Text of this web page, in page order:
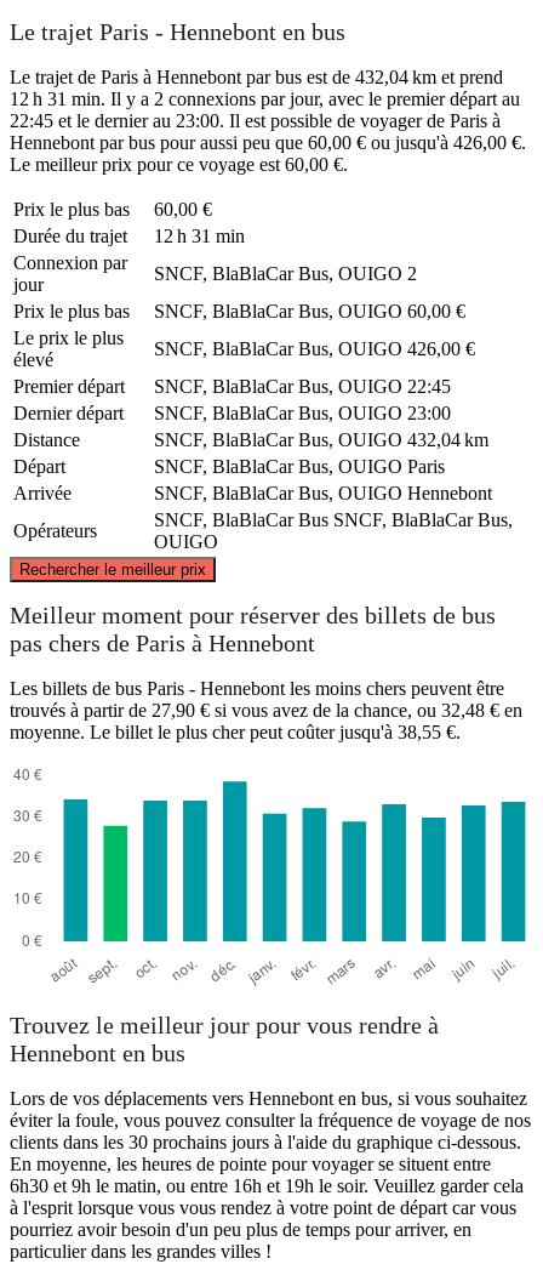
Le trajet Paris - Hennebont en bus
Le trajet de Paris à Hennebont par bus est de 432,04 km et prend
12 h 31 min. Il y a 2 connexions par jour, avec le premier départ au
22:45 et le dernier au 23:00. Il est possible de voyager de Paris à
Hennebont par bus pour aussi peu que 60,00 € ou jusqu'à 426,00 €.
Le meilleur prix pour ce voyage est 60,00 €.
Prix ​​le plus bas
60,00 €
Durée du trajet
12 h 31 min
Connexion par
jour
SNCF, BlaBlaCar Bus, OUIGO 2
Prix ​​le plus bas
SNCF, BlaBlaCar Bus, OUIGO 60,00 €
Le prix le plus
élevé
SNCF, BlaBlaCar Bus, OUIGO 426,00 €
Premier départ
SNCF, BlaBlaCar Bus, OUIGO 22:45
Dernier départ
SNCF, BlaBlaCar Bus, OUIGO 23:00
Distance
SNCF, BlaBlaCar Bus, OUIGO 432,04 km
Départ
SNCF, BlaBlaCar Bus, OUIGO Paris
Arrivée
SNCF, BlaBlaCar Bus, OUIGO Hennebont
Opérateurs
SNCF, BlaBlaCar Bus SNCF, BlaBlaCar Bus,
OUIGO
Rechercher le meilleur prix
Hennebont
Meilleur moment pour réserver des billets de bus
pas chers de Paris à Hennebont
Les billets de bus Paris - Hennebont les moins chers peuvent être
trouvés à partir de 27,90 € si vous avez de la chance, ou 32,48 € en
moyenne. Le billet le plus cher peut coûter jusqu'à 38,55 €.
Trouvez le meilleur jour pour vous rendre à
Hennebont en bus
Lors de vos déplacements vers Hennebont en bus, si vous souhaitez
éviter la foule, vous pouvez consulter la fréquence de voyage de nos
clients dans les 30 prochains jours à l'aide du graphique ci-dessous.
En moyenne, les heures de pointe pour voyager se situent entre
6h30 et 9h le matin, ou entre 16h et 19h le soir. Veuillez garder cela
à l'esprit lorsque vous vous rendez à votre point de départ car vous
pourriez avoir besoin d'un peu plus de temps pour arriver, en
particulier dans les grandes villes !